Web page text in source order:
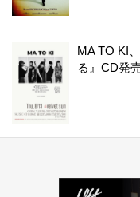
MA TO KI
る』CD発